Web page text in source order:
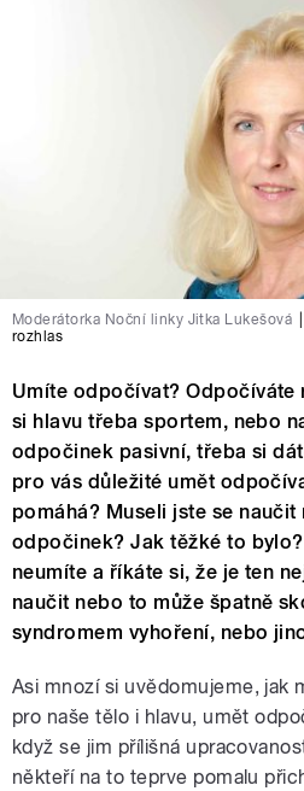
Moderátorka Noční linky Jitka Lukešová
rozhlas
Umíte odpočívat? Odpočíváte
si hlavu třeba sportem, nebo
odpočinek pasivní, třeba si
pro vás důležité umět
pomáhá? Museli jste se naučit
odpočinek? Jak těžké to
neumíte a říkáte si, že je ten
naučit nebo to může špatně
syndromem vyhoření, nebo
Asi mnozí si uvědomujeme, jak
pro naše tělo i hlavu, umět
když se jim přílišná
někteří na to teprve pomalu